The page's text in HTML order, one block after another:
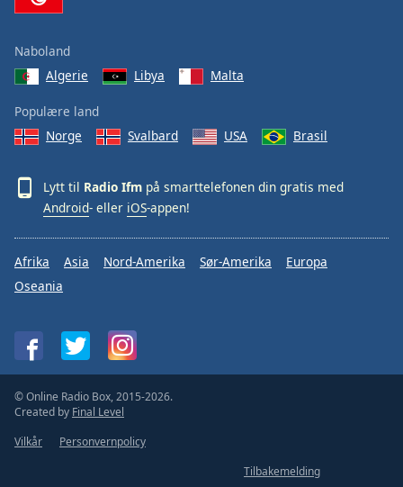
Naboland
Algerie
Libya Malta
Populære land
Norge
Svalbard USA Brasil
Lytt til Radio Ifm på smarttelefonen din gratis med
Android- eller iOS-appen!
Afrika Asia Nord-Amerika Sør-Amerika
Europa
Oseania
© Online Radio Box, 2015-2026.
Created by Final Level
Vilkår
Personvernpolicy
Tilbakemelding